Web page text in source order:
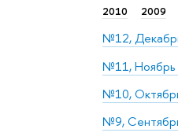
2010
2009
№12,
№11, Ноябрь
№10,
№9,